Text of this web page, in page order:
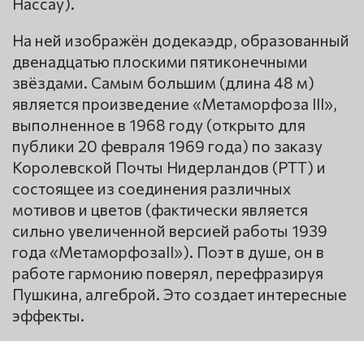
На ней изображён додекаэдр, образованный
двенадцатью плоскими пятиконечными
звёздами. Самым большим (длина 48 м)
является произведение «Метаморфоза III»,
выполненное в 1968 году (открыто для
публики 20 февраля 1969 года) по заказу
Королевской Почты Нидерландов (PTT) и
состоящее из соединения различных
мотивов и цветов (фактически является
сильно увеличенной версией работы 1939
года «МетаморфозаII»). Поэт в душе, он в
работе гармонию поверял, перефразируя
Пушкина, алгеброй. Это создает интересные
эффекты.